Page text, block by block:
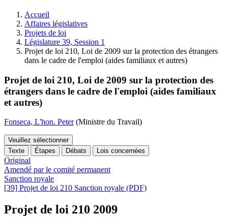
législative.
Accueil
Affaires législatives
Projets de loi
Législature 39, Session 1
Projet de loi 210, Loi de 2009 sur la protection des étrangers
dans le cadre de l'emploi (aides familiaux et autres)
Projet de loi 210, Loi de 2009 sur la protection des
étrangers dans le cadre de l'emploi (aides familiaux
et autres)
Fonseca, L'hon. Peter(Ministre du Travail)
Veuillez sélectionner
Texte
Étapes Débats Lois concernées
Original
Amendé par le comité permanent
Sanction royale
[39] Projet de loi 210 Sanction royale (PDF)
Projet de loi 210 2009